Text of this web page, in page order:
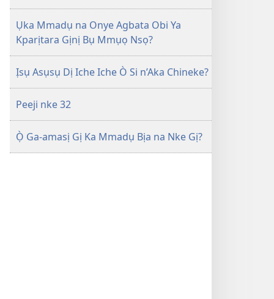
Ụka Mmadụ na Onye Agbata Obi Ya
Kparịtara Gịnị Bụ Mmụọ Nsọ?
Ịsụ Asụsụ Dị Iche Iche Ò Si n’Aka Chineke?
Peeji nke 32
Ọ̀ Ga-amasị Gị Ka Mmadụ Bịa na Nke Gị?